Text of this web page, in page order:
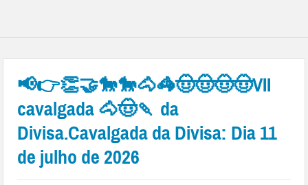
📢👉👏🤝🐎🐎🐴🦓🤠🤠🤠🤠VII
cavalgada 🐴🤠🍡 da
Divisa.Cavalgada da Divisa: Dia 11
de julho de 2026